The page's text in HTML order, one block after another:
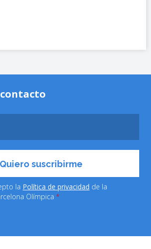
la Política de privacidad de la
Olímpica *